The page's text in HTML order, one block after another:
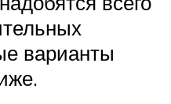
варианты